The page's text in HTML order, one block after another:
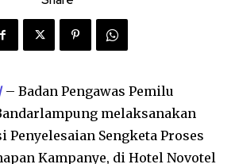
– Badan Pengawas Pemilu
melaksanakan
Penyelesaian Sengketa Proses
Kampanye, di Hotel Novotel